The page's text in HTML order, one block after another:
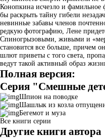
Конопкина исчезло и фамильное
бы раскрыть тайну гибели
невинные забавы членов
редкую фотографию, Лене
Спиногрызовыми, живыми и
становится все больше, причем
шлют приветы с того света,
ведут такой активный образ
Полная версия:
Серия "Смешные
Шпион на поводке
Шашлык из козла
Бегемот и муза
Все книги серии
Другие книги автора